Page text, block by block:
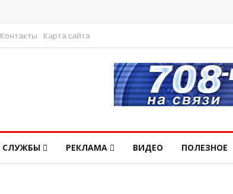
Контакты Карта сайта
СЛУЖБЫ РЕКЛАМА ВИДЕО ПОЛЕЗНОЕ